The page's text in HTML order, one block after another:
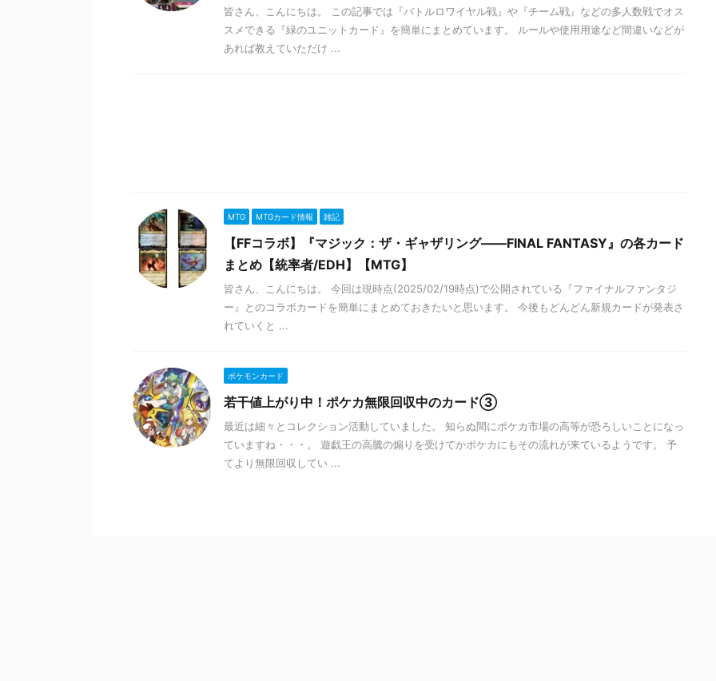
皆さん、こんにちは。 この記事では『バトルロワイヤル戦』や『チーム戦』などの多人数戦でオス
スメできる『緑のユニットカード』を簡単にまとめています。 ルールや使用用途など間違いなどが
あれば教えていただけ ...
MTG MTGカード情報 雑記
【FFコラボ】『マジック：ザ・ギャザリング――FINAL FANTASY』の各カード
まとめ【統率者/EDH】【MTG】
皆さん、こんにちは。 今回は現時点(2025/02/19時点)で公開されている『ファイナルファンタジ
ー』とのコラボカードを簡単にまとめておきたいと思います。 今後もどんどん新規カードが発表さ
れていくと ...
ポケモンカード
若干値上がり中！ポケカ無限回収中のカード③
最近は細々とコレクション活動していました。 知らぬ間にポケカ市場の高等が恐ろしいことになっ
ていますね・・・。 遊戯王の高騰の煽りを受けてかポケカにもその流れが来ているようです。 予
てより無限回収してい ...